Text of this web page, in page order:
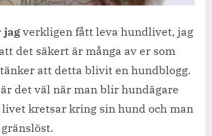
jag verkligen fått leva hundlivet, jag
det säkert är många av er som
att detta blivit en hundblogg.
är det väl när man blir hundägare
kretsar kring sin hund och man